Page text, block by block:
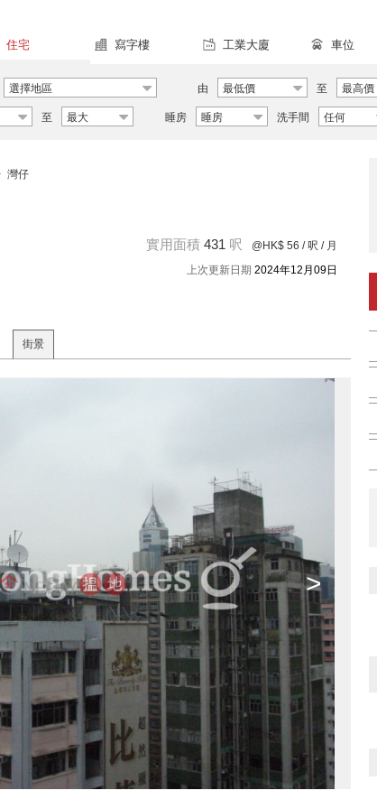
住宅 寫字樓 工業大廈 車位
選擇地區 由 最低價 至 最高價
至 最大 睡房 睡房 洗手間 任何
灣仔
實用面積 431 呎 @HK$ 56 / 呎 / 月
上次更新日期 2024年12月09日
街景
>